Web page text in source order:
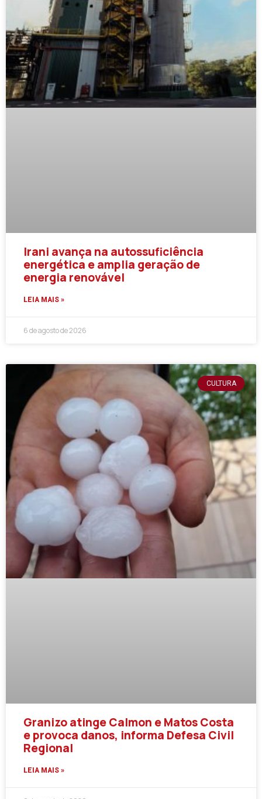
Irani avança na autossuficiência
energética e amplia geração de
energia renovável
LEIA MAIS »
6 de agosto de 2026
CULTURA
Granizo atinge Calmon e Matos Costa
e provoca danos, informa Defesa Civil
Regional
LEIA MAIS »